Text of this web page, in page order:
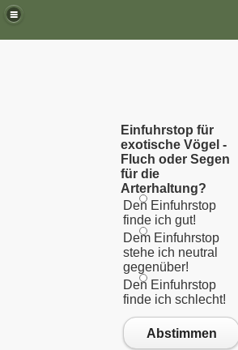
Einfuhrstop für
exotische Vögel -
Fluch oder Segen
für die
Arterhaltung?
Den Einfuhrstop
finde ich gut!
Dem Einfuhrstop
stehe ich neutral
gegenüber!
Den Einfuhrstop
finde ich schlecht!
Abstimmen